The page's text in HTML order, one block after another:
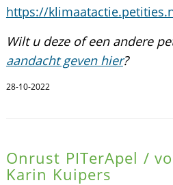
https://
Wilt u deze of een andere
aandacht geven hier?
28-10-2022
Onrust PITerApel /
Karin Kuipers